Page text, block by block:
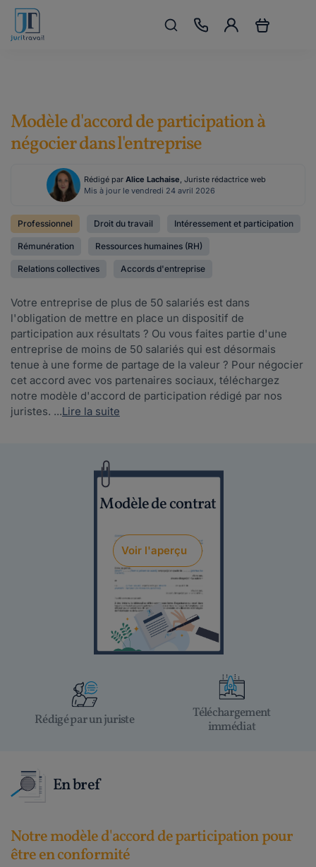
Modèle de contrat
Voir l'aperçu
Modèle d'accord de participation à
négocier dans l'entreprise
Rédigé par Alice Lachaise, Juriste rédactrice web
Mis à jour le vendredi 24 avril 2026
Professionnel Droit du travail Intéressement et participation
Rémunération Ressources humaines (RH)
Relations collectives Accords d'entreprise
Votre entreprise de plus de 50 salariés est dans
l'obligation de mettre en place un dispositif de
participation aux résultats ? Ou vous faites partie d'une
entreprise de moins de 50 salariés qui est désormais
tenue à une forme de partage de la valeur ? Pour négocier
cet accord avec vos partenaires sociaux, téléchargez
notre modèle d'accord de participation rédigé par nos
juristes. ...Lire la suite
Rédigé par un juriste
Téléchargement
immédiat
En bref
Notre modèle d'accord de participation pour
être en conformité